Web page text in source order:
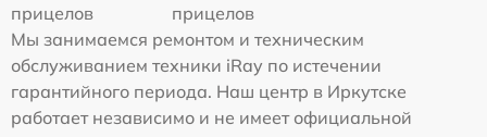
прицелов
прицелов
Мы занимаемся ремонтом и техническим
обслуживанием техники iRay по истечении
гарантийного периода. Наш центр в Иркутске
работает независимо и не имеет официальной